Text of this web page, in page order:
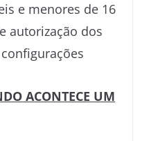
e menores de 16
autorização dos
ACONTECE UM